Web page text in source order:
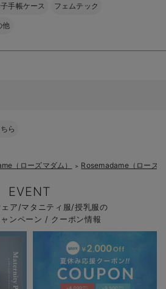
手帳ケース フェムテック
他
ら
（ローズマダム） ＞ Rosemadame（ローズ
EVENT
ェア/マタニティ服/授乳服の
ンペーン / クーポン情報